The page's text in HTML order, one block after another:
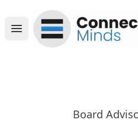
Open main menu
Connected Minds
Board